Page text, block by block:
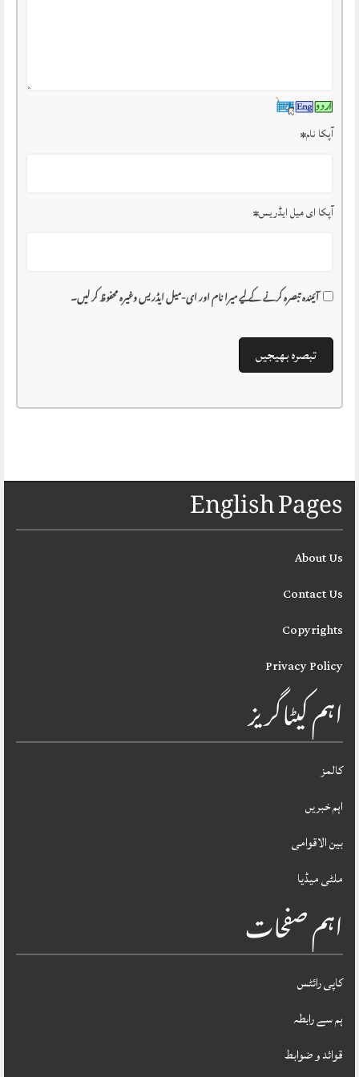
آپکا نام*
آپکا ای میل ایڈریس*
آئیندہ تبصرہ کرنے کے لیے میرا نام اور ای-میل ایڈریس وغیرہ محفوظ کر لیں۔
English Pages
About Us
Contact Us
Copyrights
Privacy Policy
اہم کیٹاگریز
کالمز
اہم خبریں
بین الاقوامی
ملٹی میڈیا
اہم صفحات
کاپی رائٹس
ہم سے رابطہ
قوائد و ضوابط